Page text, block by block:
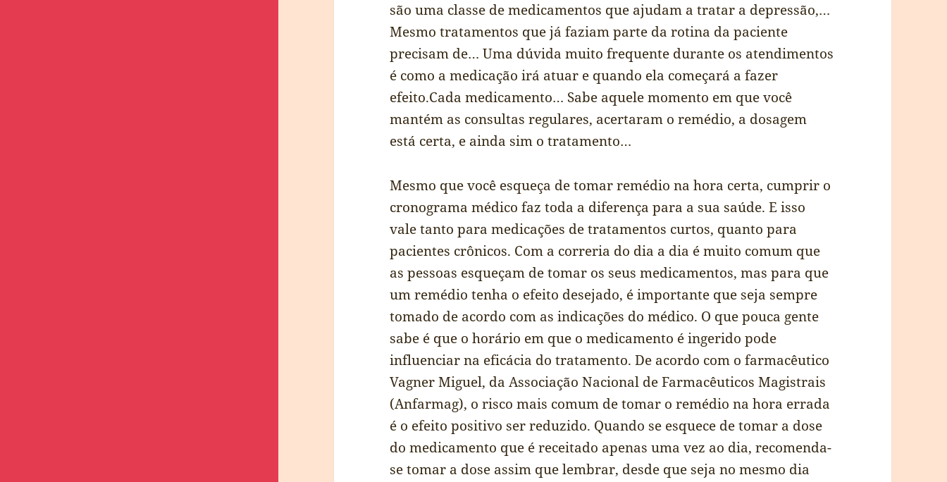
são uma classe de medicamentos que ajudam a tratar a depressão,…
Mesmo tratamentos que já faziam parte da rotina da paciente
precisam de… Uma dúvida muito frequente durante os atendimentos
é como a medicação irá atuar e quando ela começará a fazer
efeito.Cada medicamento… Sabe aquele momento em que você
mantém as consultas regulares, acertaram o remédio, a dosagem
está certa, e ainda sim o tratamento…
Mesmo que você esqueça de tomar remédio na hora certa, cumprir o
cronograma médico faz toda a diferença para a sua saúde. E isso
vale tanto para medicações de tratamentos curtos, quanto para
pacientes crônicos. Com a correria do dia a dia é muito comum que
as pessoas esqueçam de tomar os seus medicamentos, mas para que
um remédio tenha o efeito desejado, é importante que seja sempre
tomado de acordo com as indicações do médico. O que pouca gente
sabe é que o horário em que o medicamento é ingerido pode
influenciar na eficácia do tratamento. De acordo com o farmacêutico
Vagner Miguel, da Associação Nacional de Farmacêuticos Magistrais
(Anfarmag), o risco mais comum de tomar o remédio na hora errada
é o efeito positivo ser reduzido. Quando se esquece de tomar a dose
do medicamento que é receitado apenas uma vez ao dia, recomenda-
se tomar a dose assim que lembrar, desde que seja no mesmo dia